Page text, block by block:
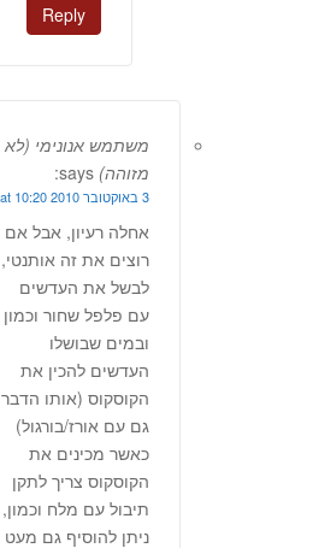
Reply
משתמש אנונימי (לא
מזוהה) says:
3 באוקטובר 2010 at 10:20
אחלה רעיון, אבל אם
רוצים את זה אותנטי,
לבשל את העדשים
עם פלפל שחור וכמון
ובמים שבושלו
העדשים להכין את
הקוסקוס (אותו הדבר
גם עם אורז/בורגול)
כאשר מכינים את
הקוסקוס צריך לתקן
תיבול עם מלח וכמון,
ניתן להוסיף גם מעט